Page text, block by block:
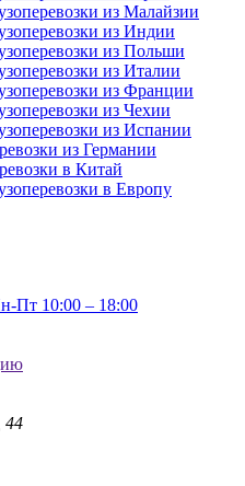
из Малайзии
из Индии
из Польши
из Италии
из Франции
из Чехии
из Испании
из Германии
в Китай
в Европу
Пт 10:00 – 18:00
44